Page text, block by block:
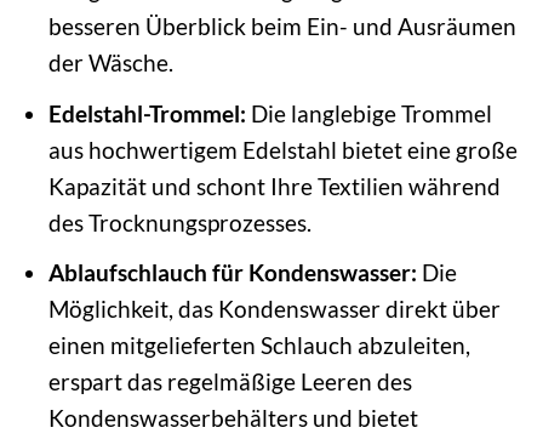
besseren Überblick beim Ein- und Ausräumen
der Wäsche.
Edelstahl-Trommel: Die langlebige Trommel
aus hochwertigem Edelstahl bietet eine große
Kapazität und schont Ihre Textilien während
des Trocknungsprozesses.
Ablaufschlauch für Kondenswasser: Die
Möglichkeit, das Kondenswasser direkt über
einen mitgelieferten Schlauch abzuleiten,
erspart das regelmäßige Leeren des
Kondenswasserbehälters und bietet